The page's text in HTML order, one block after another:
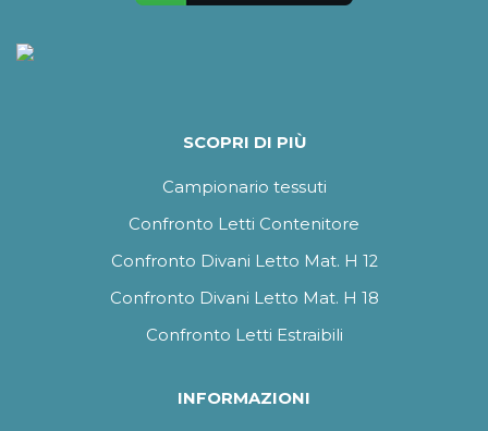
SCOPRI DI PIÙ
Campionario tessuti
Confronto Letti Contenitore
Confronto Divani Letto Mat. H 12
Confronto Divani Letto Mat. H 18
Confronto Letti Estraibili
INFORMAZIONI